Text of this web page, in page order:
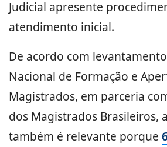
Judicial apresente
atendimento inicial.
De acordo com
Nacional de Formação e
Magistrados, em parceria
dos Magistrados Brasileiros,
também é relevante porque